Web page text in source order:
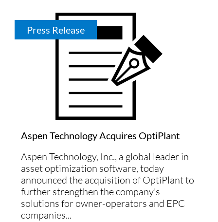
Press Release
Aspen Technology Acquires OptiPlant
Aspen Technology, Inc., a global leader in
asset optimization software, today
announced the acquisition of OptiPlant to
further strengthen the company's
solutions for owner-operators and EPC
companies...